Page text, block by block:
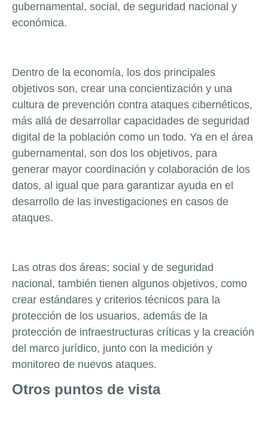
gubernamental, social, de seguridad nacional y
económica.
Dentro de la economía, los dos principales
objetivos son, crear una concientización y una
cultura de prevención contra ataques cibernéticos,
más allá de desarrollar capacidades de seguridad
digital de la población como un todo. Ya en el área
gubernamental, son dos los objetivos, para
generar mayor coordinación y colaboración de los
datos, al igual que para garantizar ayuda en el
desarrollo de las investigaciones en casos de
ataques.
Las otras dos áreas; social y de seguridad
nacional, también tienen algunos objetivos, como
crear estándares y criterios técnicos para la
protección de los usuarios, además de la
protección de infraestructuras críticas y la creación
del marco jurídico, junto con la medición y
monitoreo de nuevos ataques.
Otros puntos de vista